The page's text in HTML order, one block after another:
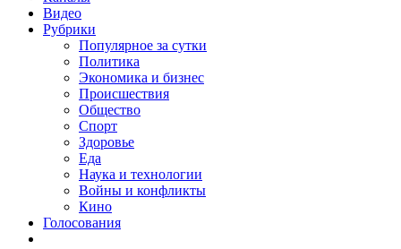
Видео
Рубрики
Популярное за сутки
Политика
Экономика и бизнес
Происшествия
Общество
Спорт
Здоровье
Еда
Наука и технологии
Войны и конфликты
Кино
Голосования